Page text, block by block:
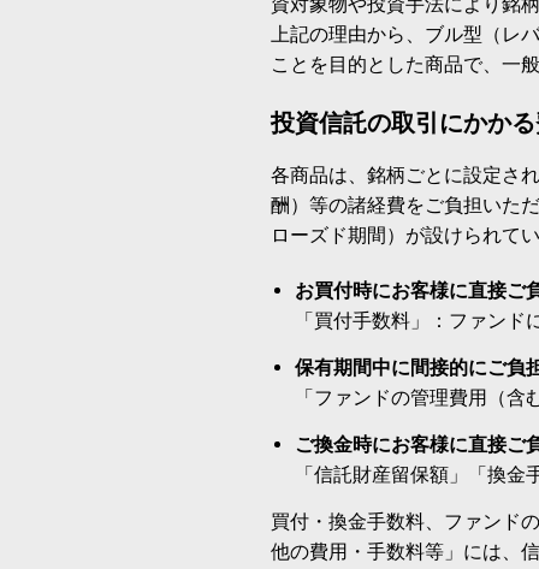
上記の理由から、ブル型（レ
ことを目的とした商品で、一
投資信託の取引にかか
各商品は、銘柄ごとに設定さ
酬）等の諸経費をご負担いた
ローズド期間）が設けられて
お買付時にお客様に直接ご
「買付手数料」：ファンド
保有期間中に間接的にご負
「ファンドの管理費用（
ご換金時にお客様に直接ご
「信託財産留保額」「換
買付・換金手数料、ファンド
他の費用・手数料等」には、